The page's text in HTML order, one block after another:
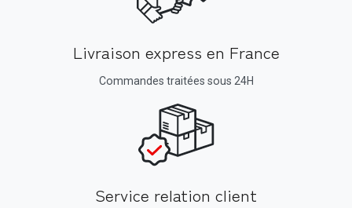
Livraison express en France
Commandes traitées sous 24H
Service relation client